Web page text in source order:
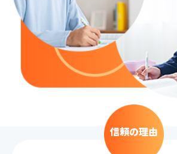
信頼の理由